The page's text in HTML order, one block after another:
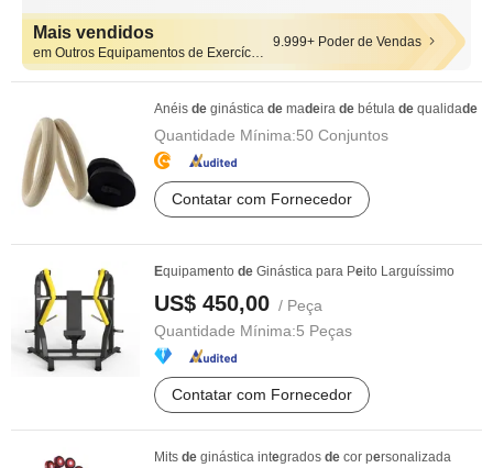
Mais vendidos
em Outros Equipamentos de Exercício e Forma Física
9.999+ Poder de Vendas
Anéis de ginástica de madeira de bétula de qualidade
Quantidade Mínima:50 Conjuntos
Contatar com Fornecedor
Equipamento de Ginástica para Peito Larguíssimo
US$ 450,00 / Peça
Quantidade Mínima:5 Peças
Contatar com Fornecedor
Mits de ginástica integrados de cor personalizada